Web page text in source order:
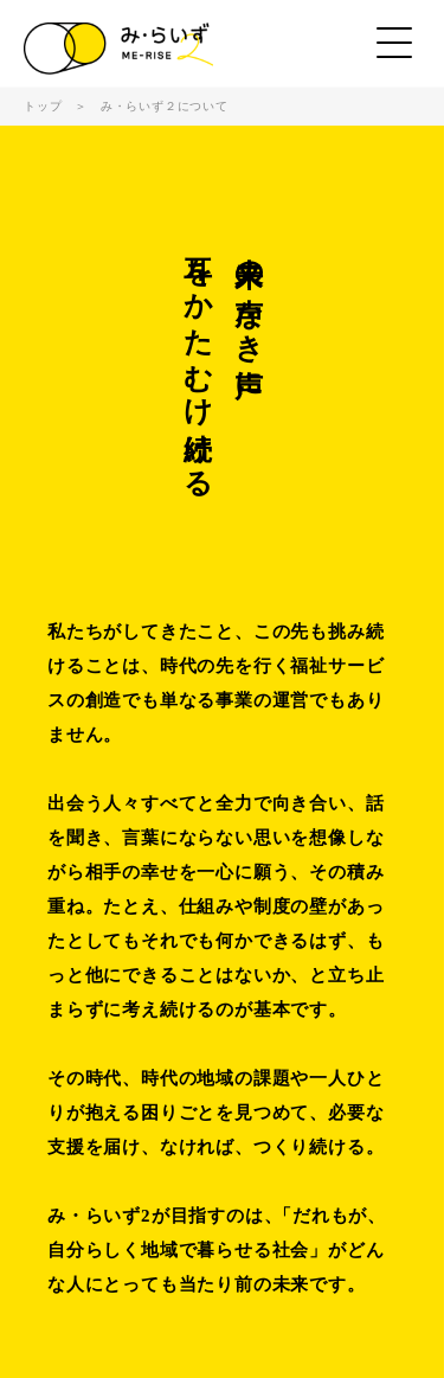
トップ ＞ み・らいず２について
未来の声なき声に
耳をかたむけ続ける
私たちがしてきたこと、この先も挑み続
けることは、 時代の先を行く福祉サービ
スの創造でも単なる事業の運営でもあり
ません。
出会う人々すべてと全力で向き合い、 話
を聞き、言葉にならない思いを想像しな
がら相手の幸せを一心に願う、その積み
重ね。 たとえ、仕組みや制度の壁があっ
たとしてもそれでも何かできるはず、も
っと他にできることはないか、
と立ち止
まらずに考え続けるのが基本です。
その時代、時代の地域の課題や一人ひと
りが抱える困りごとを見つめて、 必要な
支援を届け、なければ、つくり続ける。
み・らいず2が目指すのは、 「だれもが、
自分らしく地域で暮らせる社会」がどん
な人にとっても当たり前の未来です。